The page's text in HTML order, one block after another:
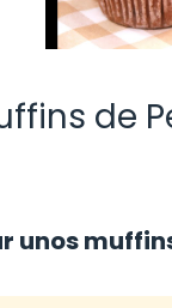
de
unos